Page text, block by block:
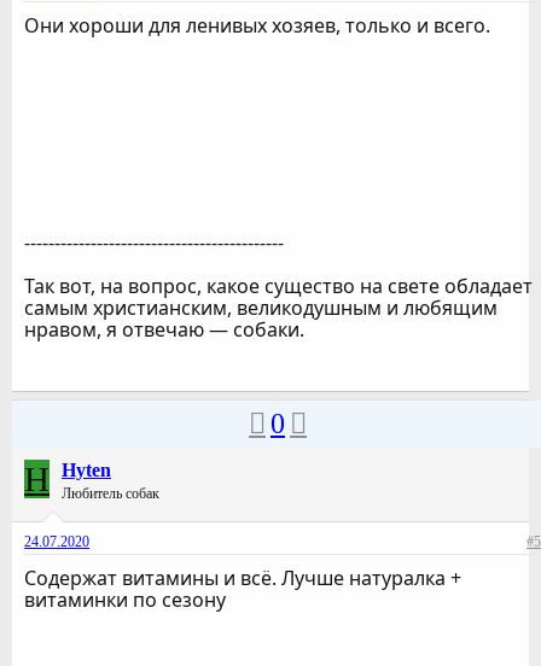
Они хороши для ленивых хозяев, только и всего.
-------------------------------------------
Так вот, на вопрос, какое существо на свете обладает
самым христианским, великодушным и любящим
нравом, я отвечаю — собаки.
0
H Hyten
Любитель собак
24.07.2020 #5
Содержат витамины и всё. Лучше натуралка +
витаминки по сезону